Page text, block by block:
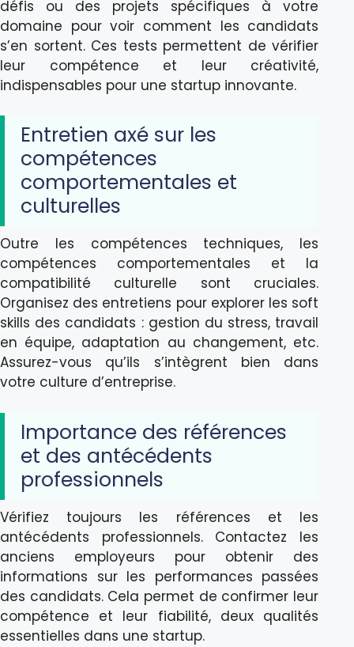
défis ou des projets spécifiques à votre
domaine pour voir comment les candidats
s’en sortent. Ces tests permettent de vérifier
leur compétence et leur créativité,
indispensables pour une startup innovante.
Entretien axé sur les
compétences
comportementales et
culturelles
Outre les compétences techniques, les
compétences comportementales et la
compatibilité culturelle sont cruciales.
Organisez des entretiens pour explorer les soft
skills des candidats : gestion du stress, travail
en équipe, adaptation au changement, etc.
Assurez-vous qu’ils s’intègrent bien dans
votre culture d’entreprise.
Importance des références
et des antécédents
professionnels
Vérifiez toujours les références et les
antécédents professionnels. Contactez les
anciens employeurs pour obtenir des
informations sur les performances passées
des candidats. Cela permet de confirmer leur
compétence et leur fiabilité, deux qualités
essentielles dans une startup.